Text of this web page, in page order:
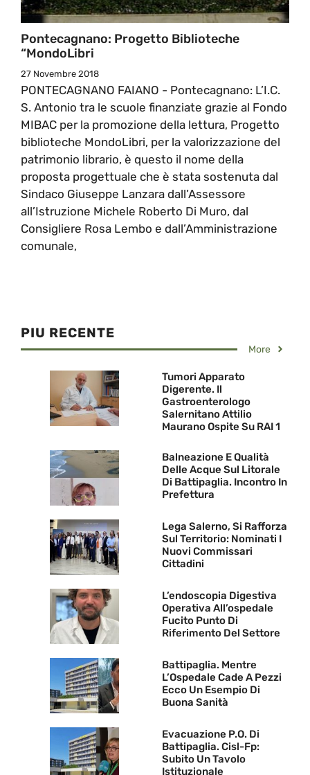
Pontecagnano: Progetto Biblioteche
“MondoLibri
27 Novembre 2018
PONTECAGNANO FAIANO - Pontecagnano: L’I.C.
S. Antonio tra le scuole finanziate grazie al Fondo
MIBAC per la promozione della lettura, Progetto
biblioteche MondoLibri, per la valorizzazione del
patrimonio librario, è questo il nome della
proposta progettuale che è stata sostenuta dal
Sindaco Giuseppe Lanzara dall’Assessore
all’Istruzione Michele Roberto Di Muro, dal
Consigliere Rosa Lembo e dall’Amministrazione
comunale,
PIU RECENTE
More
Tumori Apparato
Digerente. Il
Gastroenterologo
Salernitano Attilio
Maurano Ospite Su RAI 1
Balneazione E Qualità
Delle Acque Sul Litorale
Di Battipaglia. Incontro In
Prefettura
Lega Salerno, Si Rafforza
Sul Territorio: Nominati I
Nuovi Commissari
Cittadini
L’endoscopia Digestiva
Operativa All’ospedale
Fucito Punto Di
Riferimento Del Settore
Battipaglia. Mentre
L’Ospedale Cade A Pezzi
Ecco Un Esempio Di
Buona Sanità
Evacuazione P.O. Di
Battipaglia. Cisl-Fp:
Subito Un Tavolo
Istituzionale